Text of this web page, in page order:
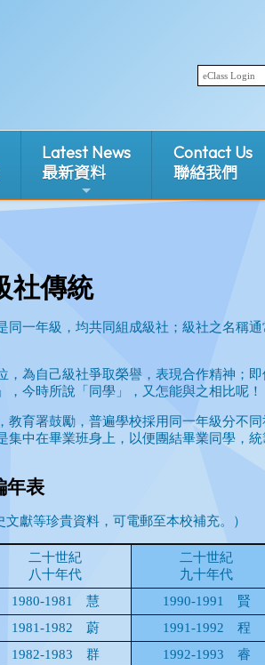
Latest News
最新資料
Contact Us
聯絡我們